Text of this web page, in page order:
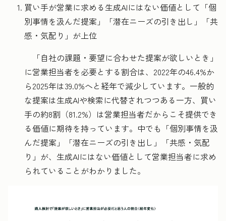
買い手が営業に求める生成AIにはない価値として「個
別事情を汲んだ提案」「潜在ニーズの引き出し」「共
感・気配り」が上位
「自社の課題・要望に合わせた提案が欲しいとき」
に営業担当者を必要とする割合は、2022年の46.4%か
ら2025年は39.0%へと経年で減少しています。一般的
な提案は生成AIや検索に代替されつつある一方、買い
手の約8割（81.2%）は営業担当者だからこそ提供でき
る価値に期待を持っています。中でも「個別事情を汲
んだ提案」「潜在ニーズの引き出し」「共感・気配
り」が、生成AIにはない価値として営業担当者に求め
られていることがわかりました。